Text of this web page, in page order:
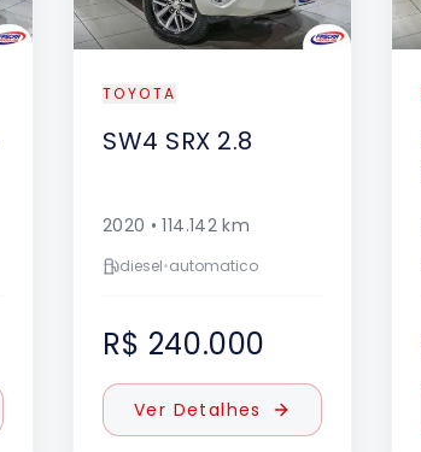
TOYOTA
SW4 SRX 2.8
2020 •114.142km
diesel•automatico
R$ 240.000
Ver Detalhes